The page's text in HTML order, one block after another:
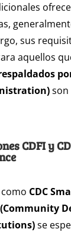
sus
aquellos
son
CDFI y
CDC
(Community
se